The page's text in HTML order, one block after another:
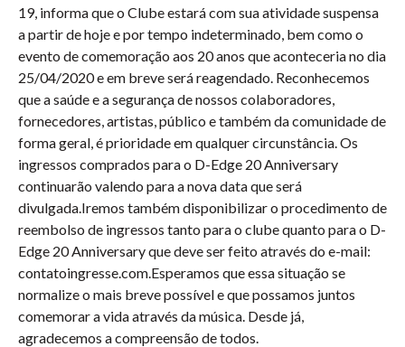
19, informa que o Clube estará com sua atividade suspensa
a partir de hoje e por tempo indeterminado, bem como o
evento de comemoração aos 20 anos que aconteceria no dia
25/04/2020 e em breve será reagendado. Reconhecemos
que a saúde e a segurança de nossos colaboradores,
fornecedores, artistas, público e também da comunidade de
forma geral, é prioridade em qualquer circunstância. Os
ingressos comprados para o D-Edge 20 Anniversary
continuarão valendo para a nova data que será
divulgada.Iremos também disponibilizar o procedimento de
reembolso de ingressos tanto para o clube quanto para o D-
Edge 20 Anniversary que deve ser feito através do e-mail:
contatoingresse.com.Esperamos que essa situação se
normalize o mais breve possível e que possamos juntos
comemorar a vida através da música. Desde já,
agradecemos a compreensão de todos.